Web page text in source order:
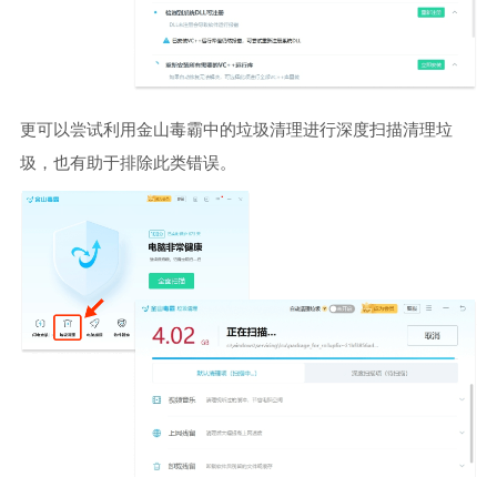
更可以尝试利用金山毒霸中的垃圾清理进行深度扫描清理垃
圾，也有助于排除此类错误。